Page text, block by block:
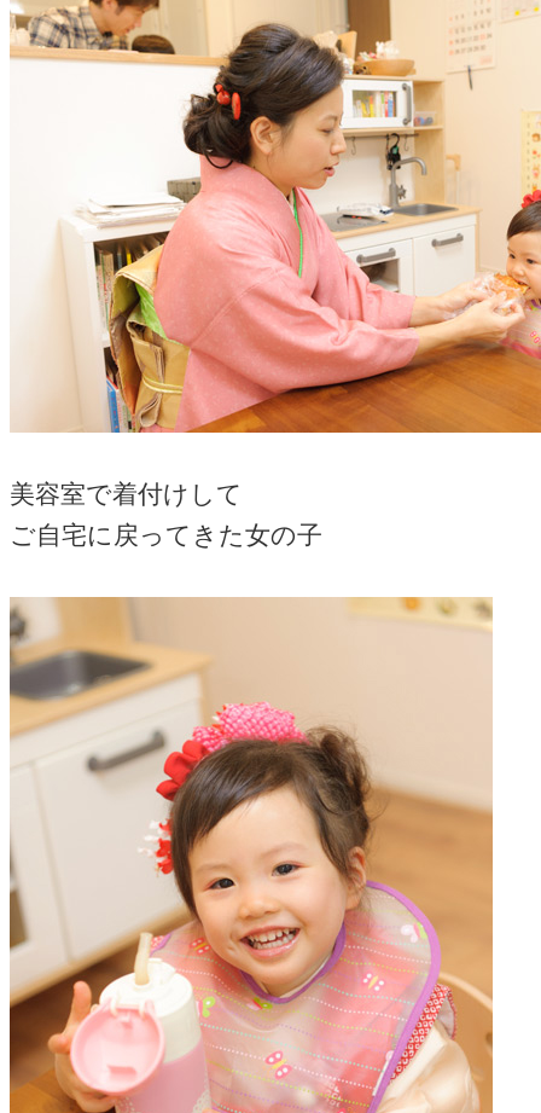
美容室で着付けして
ご自宅に戻ってきた女の子